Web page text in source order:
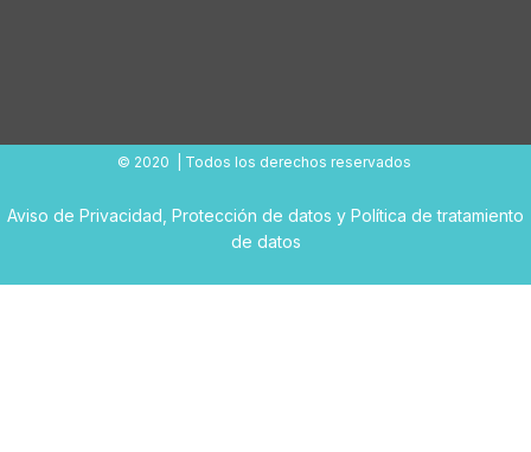
© 2020 | Todos los derechos reservados
Aviso de Privacidad Protección de datos y Política de tratamiento
de datos